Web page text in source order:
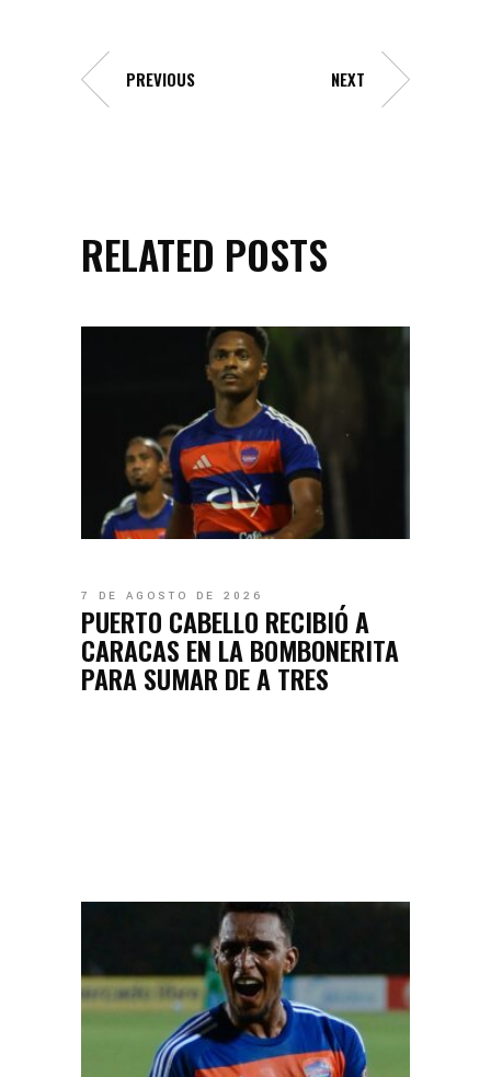
PREVIOUS NEXT
RELATED POSTS
7 DE AGOSTO DE 2026
PUERTO CABELLO RECIBIÓ A
CARACAS EN LA BOMBONERITA
PARA SUMAR DE A TRES